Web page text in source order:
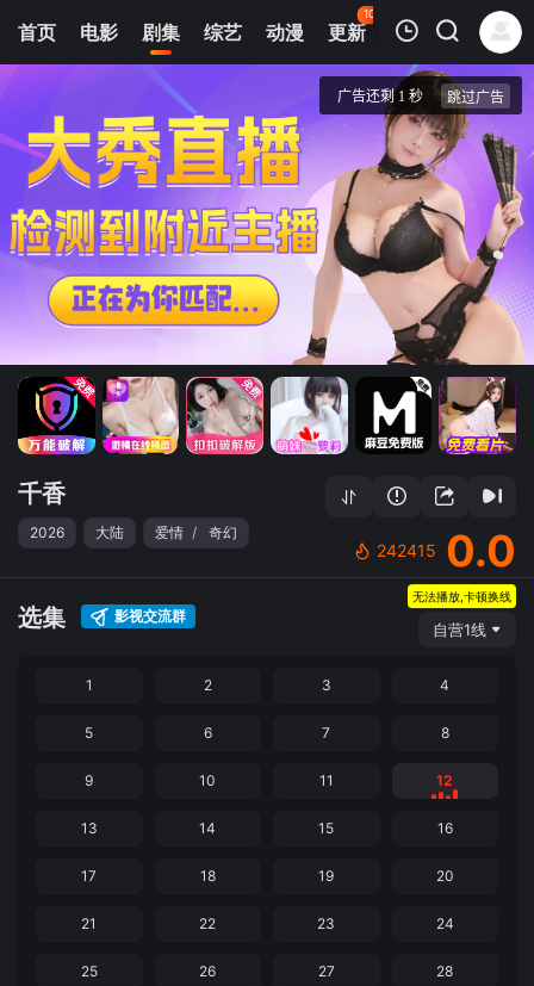
首页 电影 剧集 综艺 动漫 更新
104
热榜 APP
我的观影记录
12
千香
清空
千香
2026 大陆 爱情 / 奇幻
242415 0.0
选集 影视交流群
无法播放,卡顿换线
自营1线
1 2 3 4
5 6 7 8
9 10 11 12
13 14 15 16
17 18 19 20
21 22 23 24
25 26 27 28